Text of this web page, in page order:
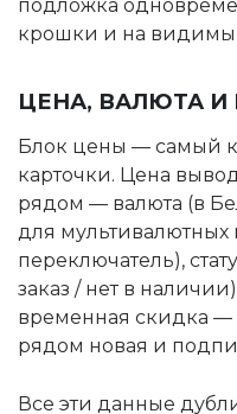
подложка
крошки и на
ЦЕНА, ВАЛЮТА И
Блок цены — самый
карточки. Цена
рядом — валюта (в
для мультивалютных
переключатель),
заказ / нет в
временная скидка —
рядом новая и
Все эти данные